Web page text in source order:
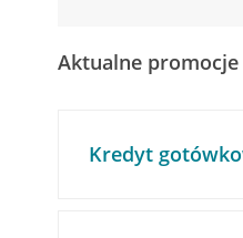
Aktualne promocje
Kredyt